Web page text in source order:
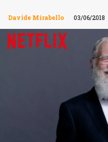
Davide Mirabello 03/06/2018